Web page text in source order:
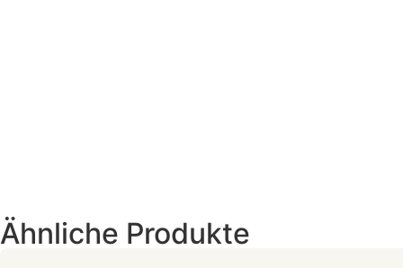
Ähnliche Produkte